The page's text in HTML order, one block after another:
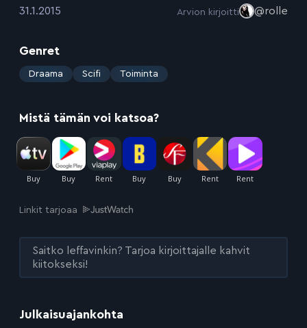
Julkaisuajankohta
:31.1.2015 Arvion kirjoitti @rolle
Genret
: Draama Scifi Toiminta
Mistä tämän voi katsoa?
Linkit tarjoaa
Saitko leffavinkin? Tarjoa kirjoittajalle kahvit
kiitokseksi!